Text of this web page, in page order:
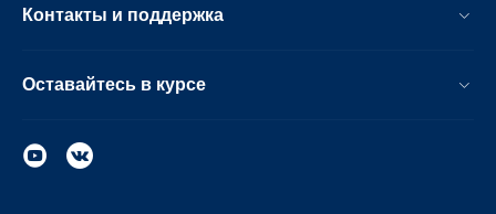
Контакты и поддержка
Оставайтесь в курсе